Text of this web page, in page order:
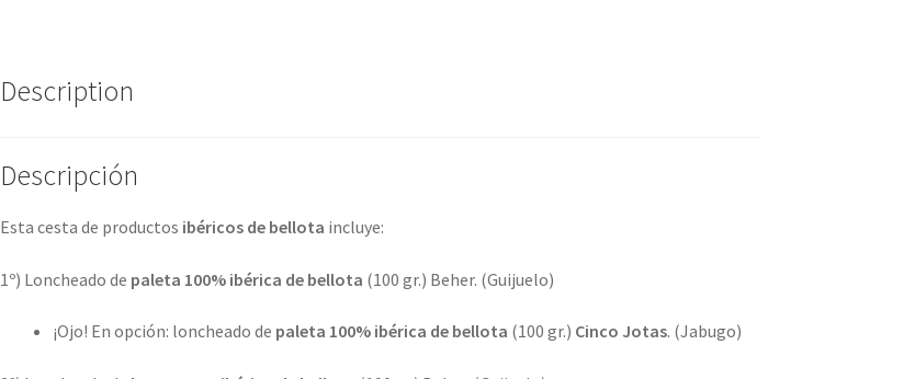
Description
Descripción
Esta cesta de productos ibéricos de bellota incluye:
1º) Loncheado de paleta 100% ibérica de bellota (100 gr.) Beher. (Guijuelo)
¡Ojo! En opción: loncheado de paleta 100% ibérica de bellota (100 gr.) Cinco Jotas. (Jabugo)